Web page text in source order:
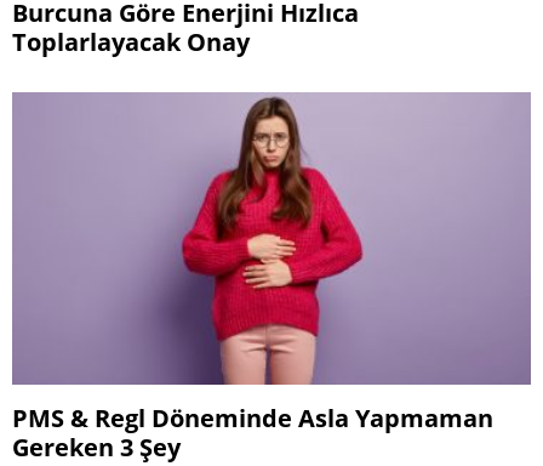
Burcuna Göre Enerjini Hızlıca
Toplarlayacak Onay
PMS & Regl Döneminde Asla Yapmaman
Gereken 3 Şey